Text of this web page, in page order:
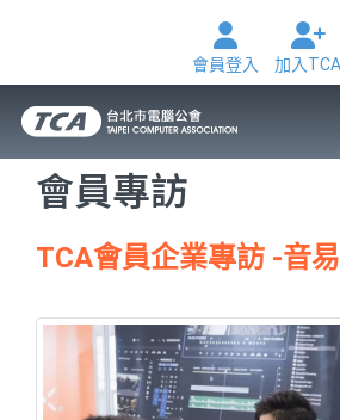
會員登入 加入TCA
會員專訪
TCA會員企業專訪 -音易